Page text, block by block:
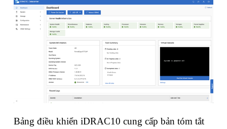
Bảng điều khiển iDRAC10 cung cấp bản tóm tắt